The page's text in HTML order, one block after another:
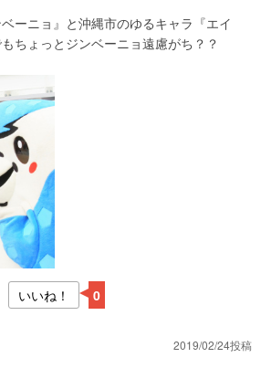
ーニョ』と沖縄市のゆるキャラ『エイ
ちょっとジンベーニョ遠慮がち？？
いいね！ 0
2019/02/24投稿